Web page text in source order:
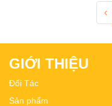
‹
GIỚI THIỆU
Đối Tác
Sản phẩm